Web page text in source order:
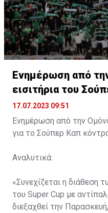
Ενημέρωση από
εισιτήρια του
17.07.2023 09:51
Ενημέρωση από την
για το Σούπερ Καπ
Αναλυτικά:
«Συνεχίζεται η διάθεση
του Super Cup με
διεξαχθεί την